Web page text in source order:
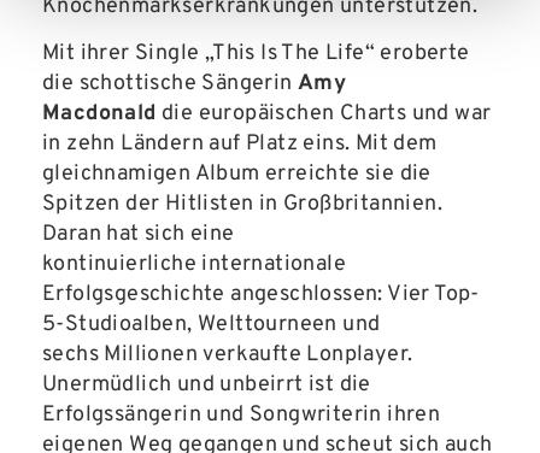
Knochenmarkserkrankungen unterstützen.
Mit ihrer Single „This Is The Life“ eroberte
die schottische Sängerin Amy
Macdonald die europäischen Charts und war
in zehn Ländern auf Platz eins. Mit dem
gleichnamigen Album erreichte sie die
Spitzen der Hitlisten in Großbritannien.
Daran hat sich eine
kontinuierliche internationale
Erfolgsgeschichte angeschlossen: Vier Top-
5-Studioalben, Welttourneen und
sechs Millionen verkaufte Lonplayer.
Unermüdlich und unbeirrt ist die
Erfolgssängerin und Songwriterin ihren
eigenen Weg gegangen und scheut sich auch